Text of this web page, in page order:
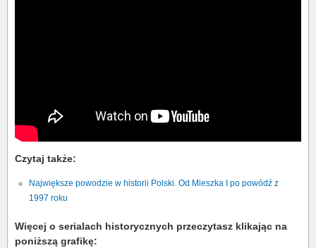
Czytaj także:
Największe powodzie w historii Polski. Od Mieszka I po powódź z
1997 roku
Więcej o serialach historycznych przeczytasz klikając na
poniższą grafikę: